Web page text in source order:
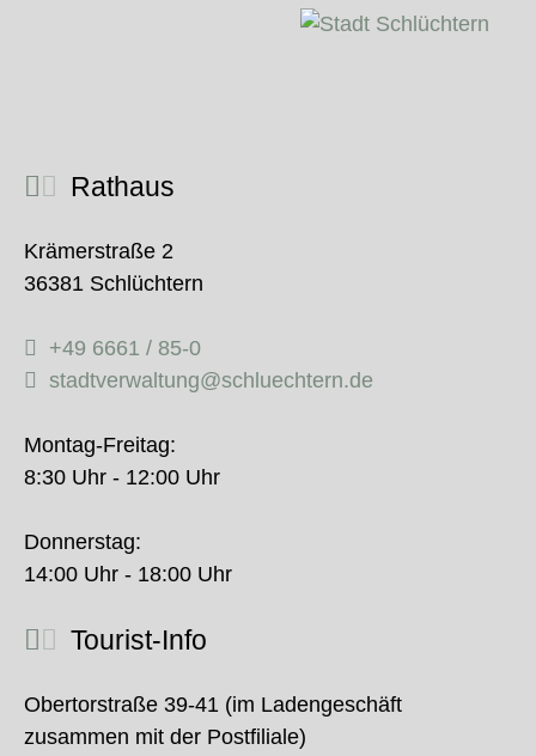
Rathaus
Krämerstraße 2
36381 Schlüchtern
+49 6661 / 85-0
stadtverwaltung@schluechtern.de
Montag-Freitag:
8:30 Uhr - 12:00 Uhr
Donnerstag:
14:00 Uhr - 18:00 Uhr
Tourist-Info
Obertorstraße 39-41 (im Ladengeschäft
zusammen mit der Postfiliale)